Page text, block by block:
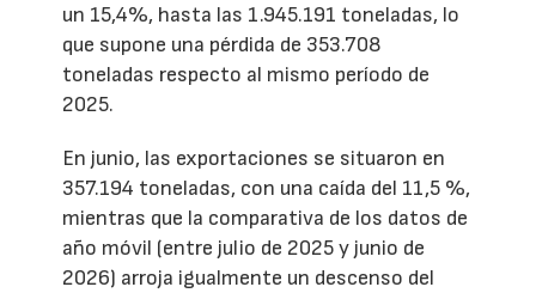
un 15,4%, hasta las 1.945.191 toneladas, lo
que supone una pérdida de 353.708
toneladas respecto al mismo período de
2025.
En junio, las exportaciones se situaron en
357.194 toneladas, con una caída del 11,5 %,
mientras que la comparativa de los datos de
año móvil (entre julio de 2025 y junio de
2026) arroja igualmente un descenso del